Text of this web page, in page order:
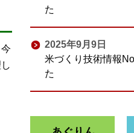
た
2025年9月9日
米づくり技術情報
た